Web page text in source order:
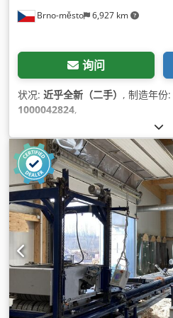
Brno-město 6,927 km
询问
状况: 近乎全新（二手） , 制造年份:
1000042824,